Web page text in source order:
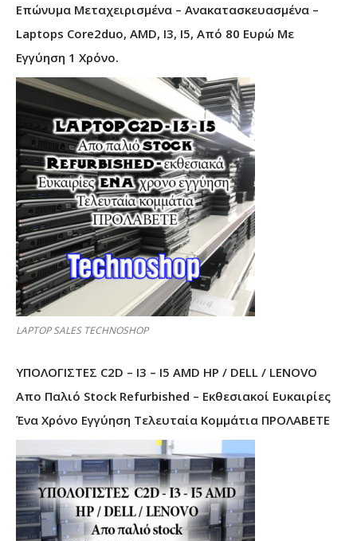
Επώνυμα Μεταχειρισμένα – Ανακατασκευασμένα –
Laptops Core2duo, AMD, I3, I5, Από 80 Ευρώ Με
Εγγύηση 1 Χρόνο.
LAPTOP SALES TECHNOSHOP
ΥΠΟΛΟΓΙΣΤΕΣ C2D – I3 – I5 AMD HP / DELL / LENOVO
Απο Παλιό Stock Refurbished – Εκθεσιακοί Ευκαιρίες
Ένα Χρόνο Εγγύηση Τελευταία Κομμάτια ΠΡΟΛΑΒΕΤΕ